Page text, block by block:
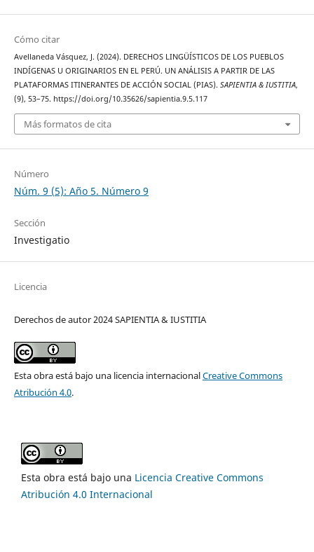
Cómo citar
Avellaneda Vásquez, J. (2024). DERECHOS LINGÜÍSTICOS DE LOS PUEBLOS
INDÍGENAS U ORIGINARIOS EN EL PERÚ. UN ANÁLISIS A PARTIR DE LAS
PLATAFORMAS ITINERANTES DE ACCIÓN SOCIAL (PIAS). SAPIENTIA & IUSTITIA,
(9), 53–75. https://doi.org/10.35626/sapientia.9.5.117
Más formatos de cita
Número
Núm. 9 (5): Año 5. Número 9
Sección
Investigatio
Licencia
Derechos de autor 2024 SAPIENTIA & IUSTITIA
Esta obra está bajo una licencia internacionalCreative Commons
Atribución 4.0.
Esta obra está bajo una Licencia Creative Commons
Atribución 4.0 Internacional